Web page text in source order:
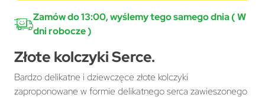
Zamów do 13:00, wyślemy tego samego dnia ( W
dni robocze )
Złote kolczyki Serce.
Bardzo delikatne i dziewczęce złote kolczyki
zaproponowane w formie delikatnego serca zawieszonego